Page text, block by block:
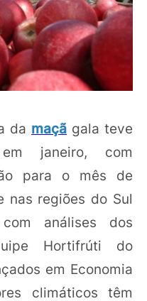
da maçã gala teve
janeiro, com
para o mês de
nas regiões do Sul
análises dos
Hortifrúti do
em Economia
climáticos têm